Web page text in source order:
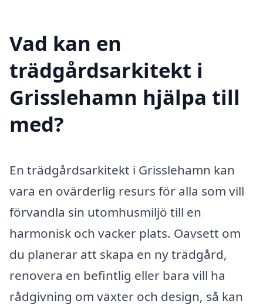
Vad kan en
trädgårdsarkitekt i
Grisslehamn hjälpa till
med?
En trädgårdsarkitekt i Grisslehamn kan
vara en ovärderlig resurs för alla som vill
förvandla sin utomhusmiljö till en
harmonisk och vacker plats. Oavsett om
du planerar att skapa en ny trädgård,
renovera en befintlig eller bara vill ha
rådgivning om växter och design, så kan